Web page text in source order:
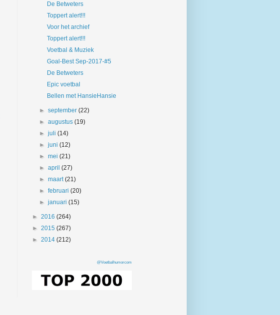
De Betweters
Toppert alert!!!
Voor het archief
Toppert alert!!!
Voetbal & Muziek
Goal-Best Sep-2017-#5
De Betweters
Epic voetbal
Bellen met HansieHansie
►september(22)
►augustus(19)
►juli(14)
►juni(12)
►mei(21)
►april(27)
►maart(21)
►februari(20)
►januari(15)
► 2016 (264)
► 2015 (267)
► 2014 (212)
@Voetbalhumorcom